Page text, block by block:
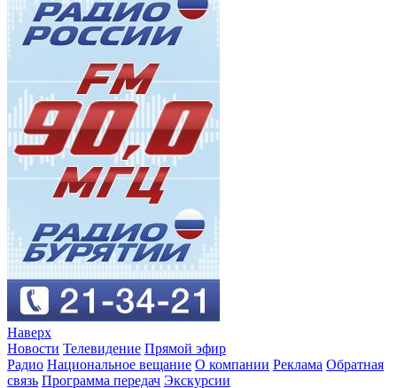
Наверх
Новости Телевидение Прямой эфир
Радио Национальное вещание О компании Реклама Обратная
связь Программа передач Экскурсии